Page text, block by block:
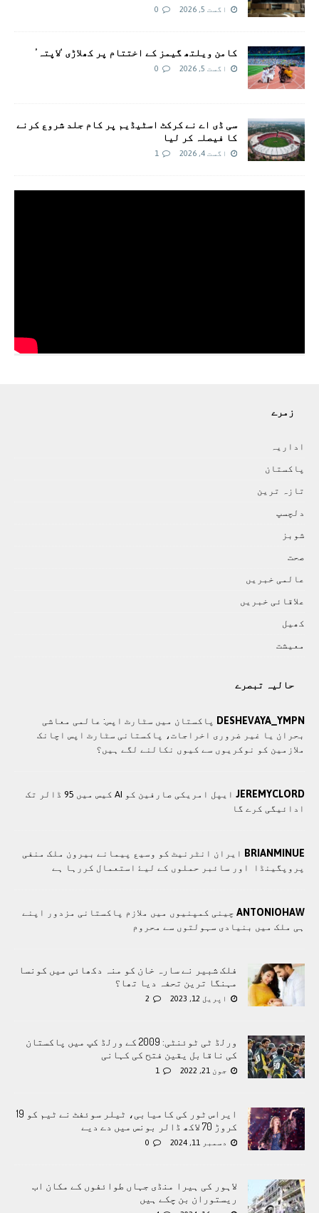
اگست 5, 2026 0
کامن ویلتھ گیمز کے اختتام پر کھلاڑی ‘لاپتہ’
اگست 5, 2026 0
سی ڈی اے نے کرکٹ اسٹیڈیم پر کام جلد شروع کرنے
کا فیصلہ کر لیا
اگست 4, 2026 1
زمرے
اداريہ
پاکستان
تازہ ترين
دلچسپ
شوبز
صحت
عالمی خبريں
علاقائی خبريں
کھيل
معيشت
حالیہ تبصرے
DESHEVAYA_YMPN پاکستان میں سٹارٹ اپس: عالمی معاشی
بحران یا غیر ضروری اخراجات، پاکستانی سٹارٹ اپس اچانک
ملازمین کو نوکریوں سے کیوں نکالنے لگے ہیں؟
JEREMYCLORD
ایپل امریکی صارفین کو AI کیس میں 95 ڈالر تک
ادائیگی کرے گا
BRIANMINUE ايران انٹرنيٹ کو وسيع پيمانے بيرون ملک منفی
پروپگينڈا اور سائبر حملوں کے ليۓ استعمال کررہا ہے
ANTONIOHAW چينی کمپنيوں ميں ملازم پاکستانی مزدور اپنے
ہی ملک ميں بنيادی سہولتوں سے محروم
فلک شبیر نے سارہ خان کو منہ دکھائی میں کونسا
مہنگا ترین تحفہ دیا تھا؟
اپریل 12, 2023 2
ورلڈ ٹی ٹوئنٹی: 2009 کے ورلڈ کپ میں پاکستان
کی ناقابل یقین فتح کی کہانی
جون 21, 2022 1
ایراس ٹور کی کامیابی، ٹیلر سوئفٹ نے ٹیم کو 19
کروڑ 70 لاکھ ڈالر بونس میں دے دیے
دسمبر 11, 2024 0
لاہور کی ہیرا منڈی جہاں طوائفوں کے مکان اب
ریستوران بن چکے ہیں